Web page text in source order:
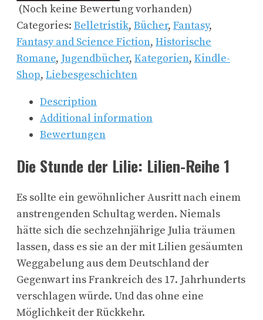
(Noch keine Bewertung vorhanden)
Categories: Belletristik, Bücher, Fantasy,
Fantasy and Science Fiction, Historische
Romane, Jugendbücher, Kategorien, Kindle-
Shop, Liebesgeschichten
Description
Additional information
Bewertungen
Die Stunde der Lilie: Lilien-Reihe 1
Es sollte ein gewöhnlicher Ausritt nach einem
anstrengenden Schultag werden. Niemals
hätte sich die sechzehnjährige Julia träumen
lassen, dass es sie an der mit Lilien gesäumten
Weggabelung aus dem Deutschland der
Gegenwart ins Frankreich des 17. Jahrhunderts
verschlagen würde. Und das ohne eine
Möglichkeit der Rückkehr.